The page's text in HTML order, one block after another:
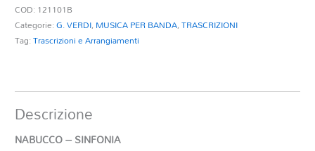
COD: 121101B
Categorie:G. VERDI, MUSICA PER BANDA,TRASCRIZIONI
Tag:Trascrizioni e Arrangiamenti
Descrizione
NABUCCO – SINFONIA